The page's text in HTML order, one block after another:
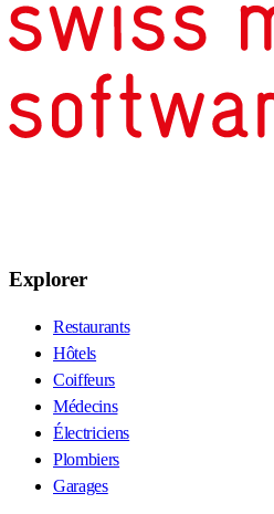
Explorer
Restaurants
Hôtels
Coiffeurs
Médecins
Électriciens
Plombiers
Garages